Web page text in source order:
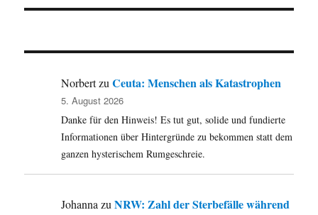
NorbertzuCeuta: Menschen als Katastrophen
5. August 2026
Danke für den Hinweis! Es tut gut, solide und fundierte
Informationen über Hintergründe zu bekommen statt dem
ganzen hysterischem Rumgeschreie.
JohannazuNRW: Zahl der Sterbefälle während